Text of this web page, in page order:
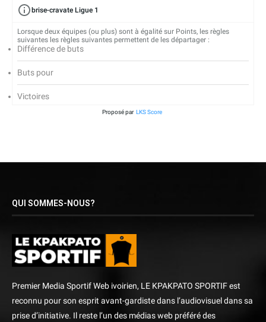
brise-cravate Ligue 1
Lorsque deux équipes (ou plus) sont à égalité sur Points, les règles
suivantes les règles suivantes permettent de les départager :
Différence de buts
Buts pour
Victoires
Proposé par LKS Score
QUI SOMMES-NOUS?
Premier Media Sportif Web ivoirien, LE KPAKPATO SPORTIF est
reconnu pour son esprit avant-gardiste dans l’audiovisuel dans sa
prise d’initiative. Il reste l’un des médias web préféré des